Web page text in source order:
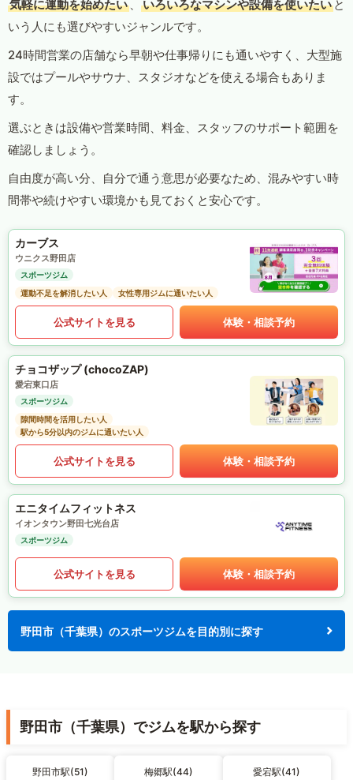
気軽に運動を始めたい 、 いろいろなマシンや設備を使いたい と
いう人にも選びやすいジャンルです。
24時間営業の店舗なら早朝や仕事帰りにも通いやすく、大型施
設ではプールやサウナ、スタジオなどを使える場合もありま
す。
選ぶときは設備や営業時間、料金、スタッフのサポート範囲を
確認しましょう。
自由度が高い分、自分で通う意思が必要なため、混みやすい時
間帯や続けやすい環境かも見ておくと安心です。
カーブス
ウニクス野田店
スポーツジム
運動不足を解消したい人
女性専用ジムに通いたい人
公式サイトを見る 体験・相談予約
チョコザップ (chocoZAP)
愛宕東口店
スポーツジム
隙間時間を活用したい人
駅から5分以内のジムに通いたい人
公式サイトを見る 体験・相談予約
エニタイムフィットネス
イオンタウン野田七光台店
スポーツジム
公式サイトを見る 体験・相談予約
野田市（千葉県）のスポーツジムを目的別に探す
野田市（千葉県）でジムを駅から探す
野田市駅(51) 梅郷駅(44) 愛宕駅(41)